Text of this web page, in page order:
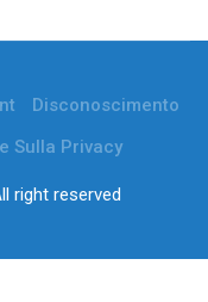
Disconoscimento
Sulla Privacy
right reserved